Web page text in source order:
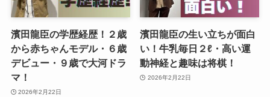
濱田龍臣の学歴経歴！２歳
から赤ちゃんモデル・６歳
デビュー・９歳で大河ドラ
マ！
2026年2月22日
濱田龍臣の生い立ちが面白
い！牛乳毎日２ℓ・高い運
動神経と趣味は将棋！
2026年2月22日